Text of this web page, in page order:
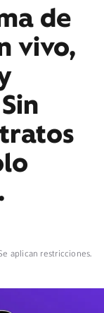
de
vivo,
aplican restricciones.